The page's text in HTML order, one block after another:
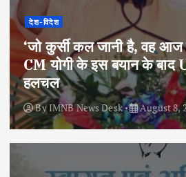
देश-विदेश
‘जो कुर्सी कल जानी है, वह आज
CM योगी के इस बयान के बाद
हलचल
ByIMNB News Desk August 8,